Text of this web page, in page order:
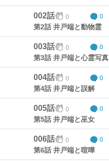
002話 0 0
第2話 井戸端と動物霊
003話 0 0
第3話 井戸端と心霊写真
004話 0 0
第4話 井戸端と誤解
005話 0 0
第5話 井戸端と巫女
006話 0 0
第6話 井戸端と喧嘩